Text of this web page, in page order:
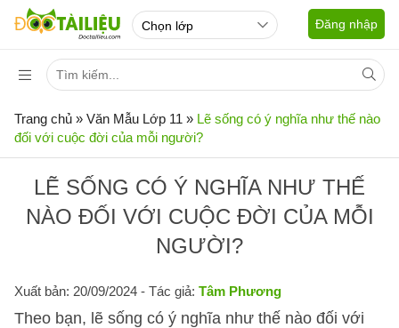
Đăng nhập
Trang chủ » Văn Mẫu Lớp 11 » Lẽ sống có ý nghĩa như thế nào
đối với cuộc đời của mỗi người?
LẼ SỐNG CÓ Ý NGHĨA NHƯ THẾ
NÀO ĐỐI VỚI CUỘC ĐỜI CỦA MỖI
NGƯỜI?
Xuất bản: 20/09/2024 - Tác giả: Tâm Phương
Theo bạn, lẽ sống có ý nghĩa như thế nào đối với